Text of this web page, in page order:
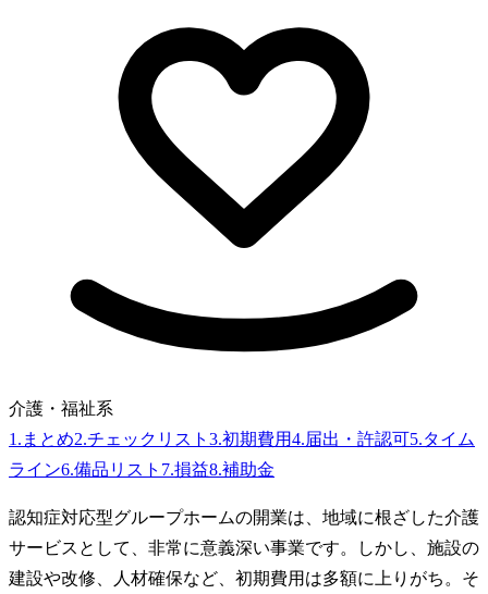
介護・福祉系
1 . まとめ2.チェックリスト 3.初期費用4.届出・許認可5.タイム
ライン6.備品リスト 7.損益8.補助金
認知症対応型グループホームの開業は、地域に根ざした介護
サービスとして、非常に意義深い事業です。しかし、施設の
建設や改修、人材確保など、初期費用は多額に上りがち。そ